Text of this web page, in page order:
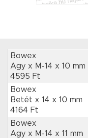
Bowex
Agy x M-14 x 10 mm
4595 Ft
Bowex
Betét x 14 x 10 mm
4164 Ft
Bowex
Agy x M-14 x 11 mm